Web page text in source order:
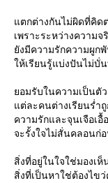
ตกต่างกันไม่ผิดที่คิด
เพราะระหว่างความ
งมีความรักความผูก
ห้เรียนรู้แบ่งปันไม่บั่
อมรับในความเป็นตั
ต่ละคนต่างเรียนร่ำ
ความรักและจุนเจือเอื้
จะรั้งใจไม่สั่นคลอนก่อ
สิ่งที่อยู่ในใจใช่มองเห็
สิ่งที่เป็นหาใช่ต้องไขว่